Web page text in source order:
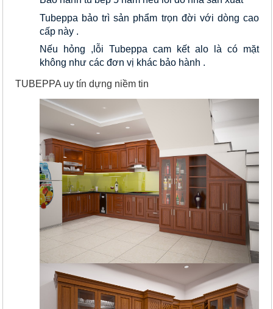
Tubeppa bảo trì sản phẩm trọn đời với dòng cao
cấp này .
Nếu hỏng ,lỗi Tubeppa cam kết alo là có mặt
không như các đơn vị khác bảo hành .
TUBEPPA uy tín dựng niềm tin